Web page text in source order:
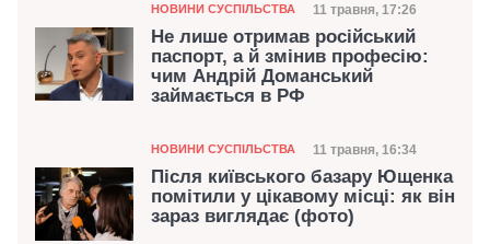
Категорія
НОВИНИ СУСПІЛЬСТВА Дата публікації
11 травня, 17:26
Не лише отримав російський
паспорт, а й змінив професію:
чим Андрій Доманський
займається в РФ
Категорія
НОВИНИ СУСПІЛЬСТВА Дата публікації
11 травня, 16:34
Після київського базару Ющенка
помітили у цікавому місці: як він
зараз виглядає (фото)